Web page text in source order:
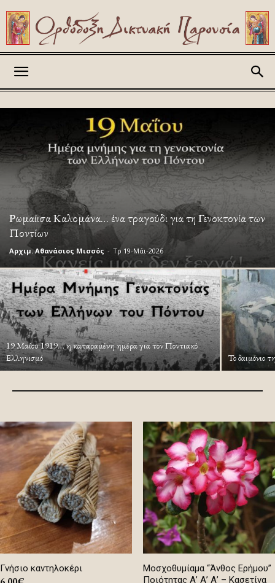
Ρωμαίισα Καλομάνα… ένα τραγούδι για τη Γενοκτονία των
Ποντίων
Αρχιμ. Αθανάσιος Μισσός - Τρ 19-Μάι-2026
19 Μαίου 1919… η καταραμένη ημέρα για τον Ποντιακό
Ελληνισμό
Το δαιμόνιο
Γνήσιο καντηλοκέρι
Μοσχοθυμίαμα “Άνθος Ερήμου”
Ποιότητας Α’ Α’ Α’ – Κασετίνα